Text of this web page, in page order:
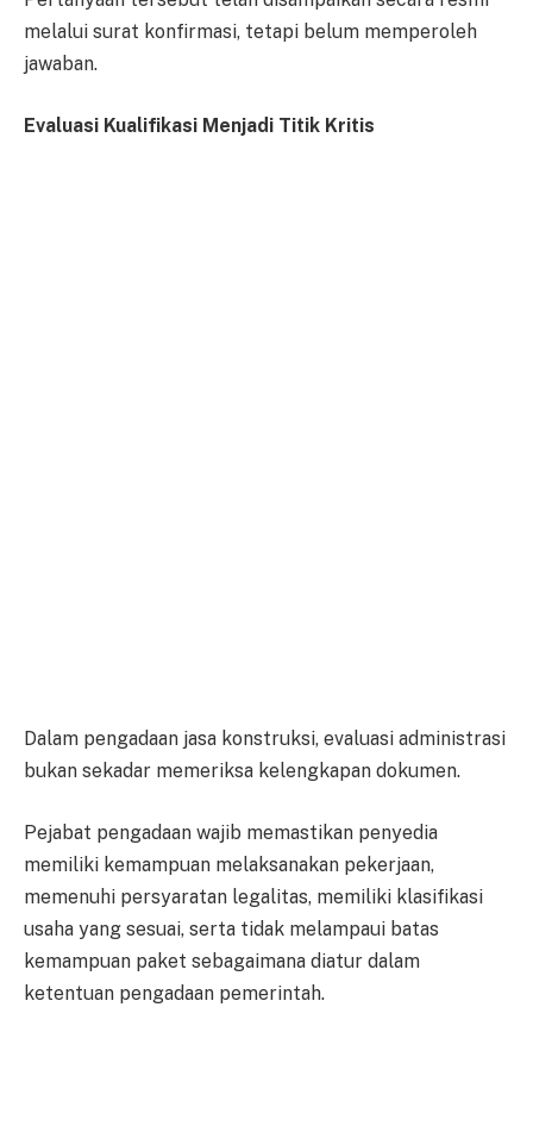
melalui surat konfirmasi, tetapi belum memperoleh
jawaban.
Evaluasi Kualifikasi Menjadi Titik Kritis
Dalam pengadaan jasa konstruksi, evaluasi administrasi
bukan sekadar memeriksa kelengkapan dokumen.
Pejabat pengadaan wajib memastikan penyedia
memiliki kemampuan melaksanakan pekerjaan,
memenuhi persyaratan legalitas, memiliki klasifikasi
usaha yang sesuai, serta tidak melampaui batas
kemampuan paket sebagaimana diatur dalam
ketentuan pengadaan pemerintah.